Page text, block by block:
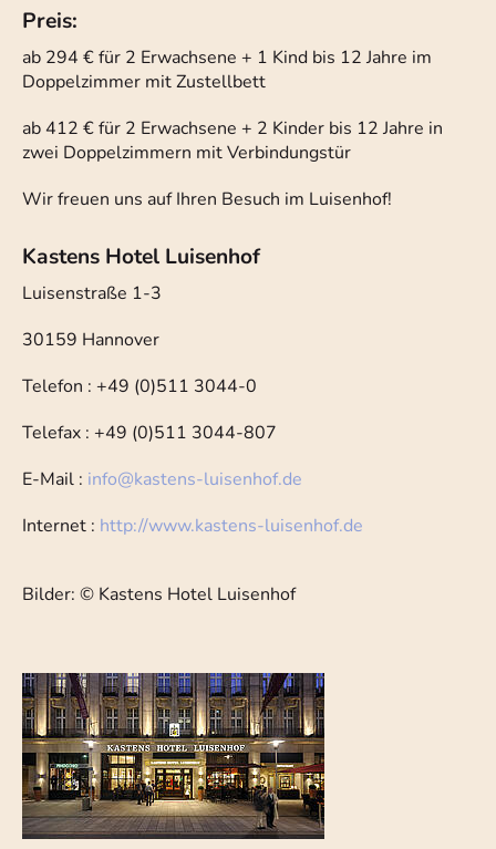
Preis:
ab 294 € für 2 Erwachsene + 1 Kind bis 12 Jahre im
Doppelzimmer mit Zustellbett
ab 412 € für 2 Erwachsene + 2 Kinder bis 12 Jahre in
zwei Doppelzimmern mit Verbindungstür
Wir freuen uns auf Ihren Besuch im Luisenhof!
Kastens Hotel Luisenhof
Luisenstraße 1-3
30159 Hannover
Telefon : +49 (0)511 3044-0
Telefax : +49 (0)511 3044-807
E-Mail : info@kastens-luisenhof.de
Internet : http://www.kastens-luisenhof.de
Bilder: © Kastens Hotel Luisenhof